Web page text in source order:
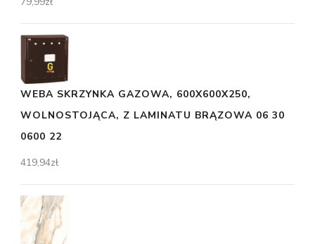
WEBA SKRZYNKA GAZOWA, 600X600X250,
WOLNOSTOJĄCA, Z LAMINATU BRĄZOWA 06 30
0600 22
419,94zł